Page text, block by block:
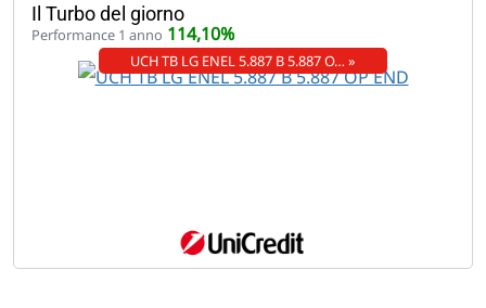
Il Turbo del giorno
Performance 1 anno 114,10%
UCH TB LG ENEL 5.887 B 5.887 O… »